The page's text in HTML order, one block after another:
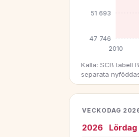
47 746
51 693
2010
Källa: SCB tabell
separata
VECKODAG
2026 Lördag